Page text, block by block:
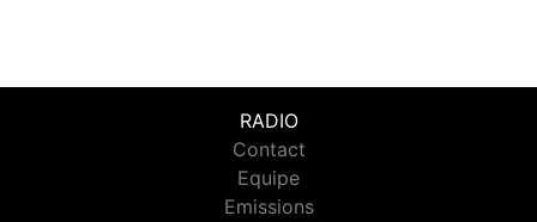
RADIO
Contact
Equipe
Emissions